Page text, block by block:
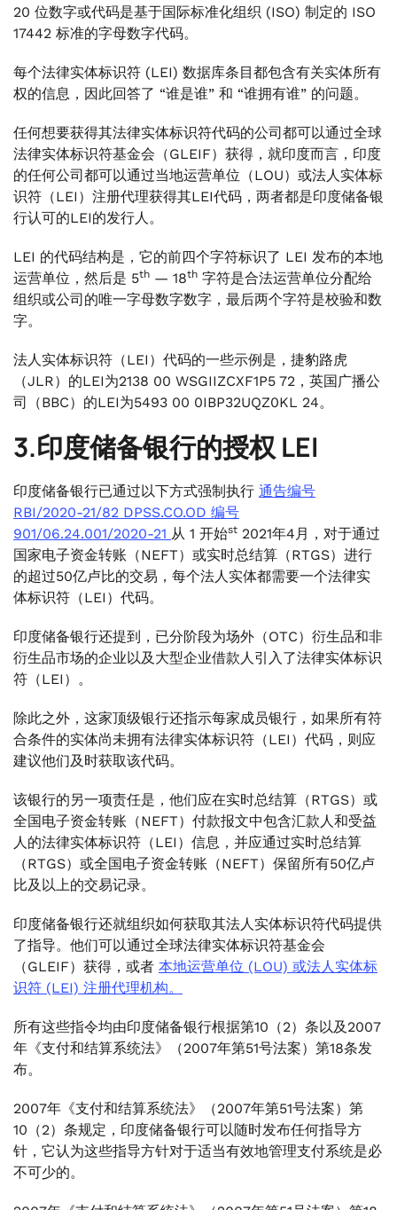
20 位数字或代码是基于国际标准化组织 (ISO) 制定的 ISO
17442 标准的字母数字代码。
每个法律实体标识符 (LEI) 数据库条目都包含有关实体所有
权的信息，因此回答了 “谁是谁” 和 “谁拥有谁” 的问题。
任何想要获得其法律实体标识符代码的公司都可以通过全球
法律实体标识符基金会（GLEIF）获得，就印度而言，印度
的任何公司都可以通过当地运营单位（LOU）或法人实体标
识符（LEI）注册代理获得其LEI代码，两者都是印度储备银
行认可的LEI的发行人。
LEI 的代码结构是，它的前四个字符标识了 LEI 发布的本地
运营单位，然后是 5th — 18th 字符是合法运营单位分配给
组织或公司的唯一字母数字数字，最后两个字符是校验和数
字。
法人实体标识符（LEI）代码的一些示例是，捷豹路虎
（JLR）的LEI为2138 00 WSGIIZCXF1P5 72，英国广播公
司（BBC）的LEI为5493 00 0IBP32UQZ0KL 24。
3.印度储备银行的授权 LEI
印度储备银行已通过以下方式强制执行 通告编号
RBI/2020-21/82 DPSS.CO.OD 编号
901/06.24.001/2020-21 从 1 开始st 2021年4月，对于通过
国家电子资金转账（NEFT）或实时总结算（RTGS）进行
的超过50亿卢比的交易，每个法人实体都需要一个法律实
体标识符（LEI）代码。
印度储备银行还提到，已分阶段为场外（OTC）衍生品和非
衍生品市场的企业以及大型企业借款人引入了法律实体标识
符（LEI）。
除此之外，这家顶级银行还指示每家成员银行，如果所有符
合条件的实体尚未拥有法律实体标识符（LEI）代码，则应
建议他们及时获取该代码。
该银行的另一项责任是，他们应在实时总结算（RTGS）或
全国电子资金转账（NEFT）付款报文中包含汇款人和受益
人的法律实体标识符（LEI）信息，并应通过实时总结算
（RTGS）或全国电子资金转账（NEFT）保留所有50亿卢
比及以上的交易记录。
印度储备银行还就组织如何获取其法人实体标识符代码提供
了指导。他们可以通过全球法律实体标识符基金会
（GLEIF）获得，或者 本地运营单位 (LOU) 或法人实体标
识符 (LEI) 注册代理机构。
所有这些指令均由印度储备银行根据第10（2）条以及2007
年《支付和结算系统法》（2007年第51号法案）第18条发
布。
2007年《支付和结算系统法》（2007年第51号法案）第
10（2）条规定，印度储备银行可以随时发布任何指导方
针，它认为这些指导方针对于适当有效地管理支付系统是必
不可少的。